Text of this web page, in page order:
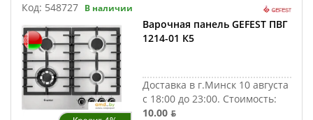
Код: 548727 В наличии
Варочная панель GEFEST ПВГ
1214-01 К5
Доставка в г.Минск 10 августа
с 18:00 до 23:00. Стоимость:
10.00 ƃ